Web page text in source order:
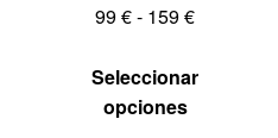
99€- 159€
Seleccionar
opciones